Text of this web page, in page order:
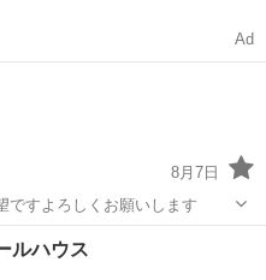
Ad
8月7日
ですよろしくお願いします
、プラモデル
ルハウス